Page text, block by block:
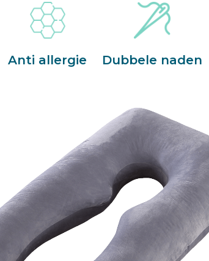
Anti allergie Dubbele naden